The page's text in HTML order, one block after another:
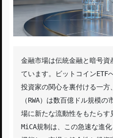
金融市場は伝統金融と暗号資
ています。ビットコインETF
投資家の関心を裏付ける一
（RWA）は数百億ドル規模
場に新たな流動性をもたら
MiCA規制は、この急速な進